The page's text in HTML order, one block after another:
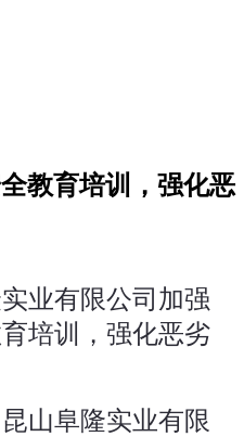
教育培训，强化恶
业有限公司加强
培训，强化恶劣
山阜隆实业有限